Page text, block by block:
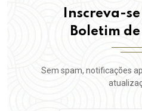
Inscreva-
Boletim
Sem spam, notificações